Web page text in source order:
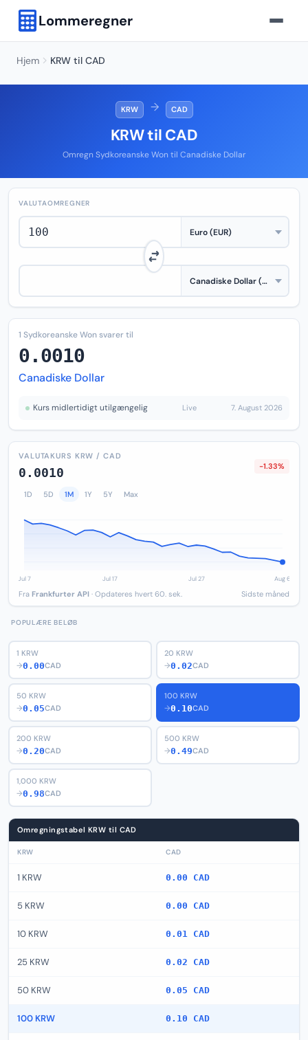
Lommeregner
Hjem KRW til CAD
KRW → CAD
KRW til CAD
Omregn Sydkoreanske Won til Canadiske Dollar
VALUTAOMREGNER
1 Sydkoreanske Won svarer til
0.0010
Canadiske Dollar
Kurs midlertidigt utilgængelig Live 7. August 2026
VALUTAKURS KRW / CAD
0.0010 -1.33%
1D 5D 1M 1Y 5Y Max
Fra Frankfurter API · Opdateres hvert 60. sek. Sidste måned
POPULÆRE BELØB
1 KRW
→0.00CAD
20 KRW
→0.02CAD
50 KRW
→0.05CAD
100 KRW
→0.10CAD
200 KRW
→0.20CAD
500 KRW
→0.49CAD
1,000 KRW
→0.98CAD
Omregningstabel KRW til CAD
KRW CAD
1 KRW 0.00 CAD
5 KRW 0.00 CAD
10 KRW 0.01 CAD
25 KRW 0.02 CAD
50 KRW 0.05 CAD
100 KRW 0.10 CAD